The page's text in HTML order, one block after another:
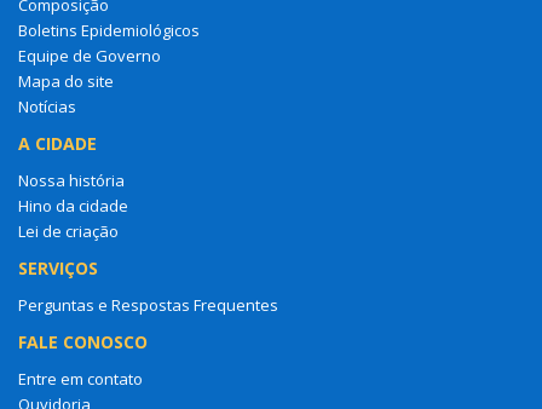
Composição
Boletins Epidemiológicos
Equipe de Governo
Mapa do site
Notícias
A CIDADE
Nossa história
Hino da cidade
Lei de criação
SERVIÇOS
Perguntas e Respostas Frequentes
FALE CONOSCO
Entre em contato
Ouvidoria